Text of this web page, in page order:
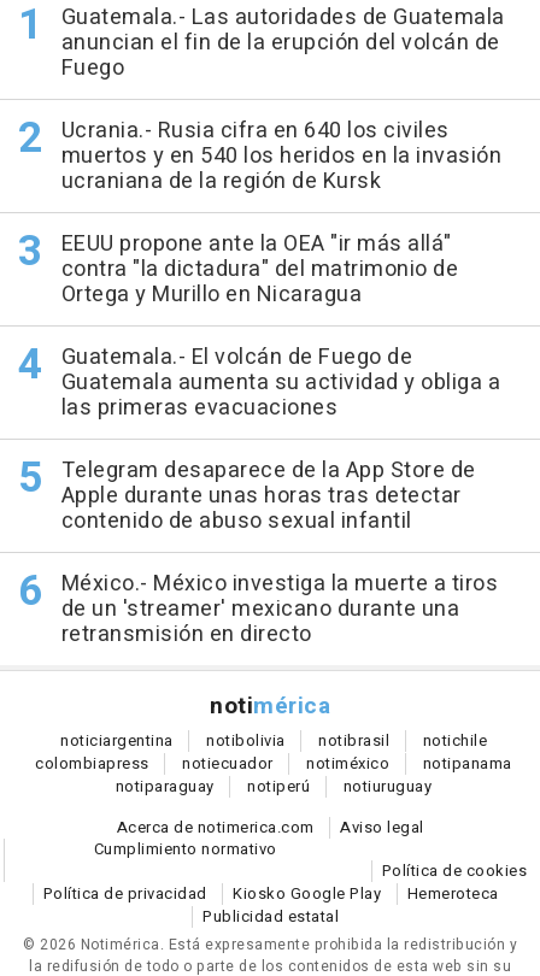
Guatemala.- Las autoridades de Guatemala
anuncian el fin de la erupción del volcán de
Fuego
Ucrania.- Rusia cifra en 640 los civiles
muertos y en 540 los heridos en la invasión
ucraniana de la región de Kursk
EEUU propone ante la OEA "ir más allá"
contra "la dictadura" del matrimonio de
Ortega y Murillo en Nicaragua
Guatemala.- El volcán de Fuego de
Guatemala aumenta su actividad y obliga a
las primeras evacuaciones
Telegram desaparece de la App Store de
Apple durante unas horas tras detectar
contenido de abuso sexual infantil
México.- México investiga la muerte a tiros
de un 'streamer' mexicano durante una
retransmisión en directo
notimérica
noticiargentina notibolivia notibrasil notichile
colombiapress notiecuador notiméxico notipanama
notiparaguay notiperú notiuruguay
Acerca de notimerica.com
Aviso legal
Cumplimiento normativo
Política de cookies
Política de privacidad
Kiosko Google Play
Hemeroteca
Publicidad estatal
© 2026 Notimérica. Está expresamente prohibida la redistribución y
la redifusión de todo o parte de los contenidos de esta web sin su